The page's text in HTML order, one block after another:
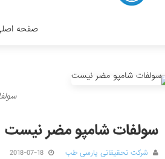
صفحه
سولفات شامپو مضر نیست
شرکت تحقیقاتی پارسی طب 2018-07-18